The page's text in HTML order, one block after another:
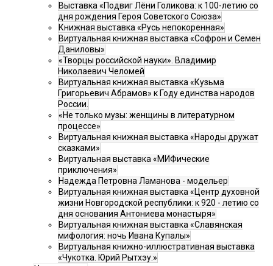
Выставка «Подвиг Лёни Голикова: к 100-летию со
дня рождения Героя Советского Союза»
Книжная выставка «Русь непокоренная»
Виртуальная книжная выставка «Софрон и Семен
Даниловы»
«Творцы российской науки». Владимир
Николаевич Челомей
Виртуальная книжная выставка «Кузьма
Григорьевич Абрамов» к Году единства народов
России.
«Не только музы: женщины в литературном
процессе»
Виртуальная книжная выставка «Народы дружат
сказками»
Виртуальная выставка «МИФические
приключения»
Надежда Петровна Ламанова - модельер
Виртуальная книжная выставка «Центр духовной
жизни Новгородской республики: к 920 - летию со
дня основания Антониева монастыря»
Виртуальная книжная выставка «Славянская
мифология: ночь Ивана Купалы»
Виртуальная книжно-иллюстративная выставка
«Чукотка. Юрий Рытхэу.»